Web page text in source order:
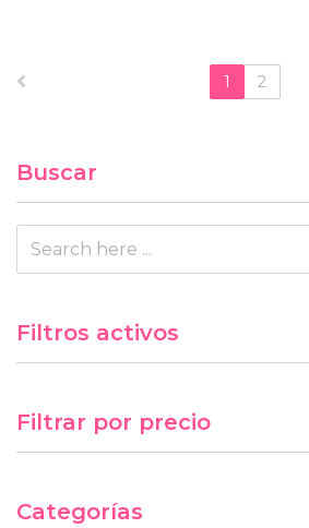
1 2
Buscar
Filtros activos
Filtrar por precio
Categorías